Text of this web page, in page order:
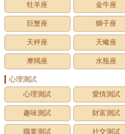
牡羊座 金牛座
巨蟹座 獅子座
天秤座 天蠍座
摩羯座 水瓶座
心理測試
心理測試
愛情測試
趣味測試 財富測試
職業測試 社交測試